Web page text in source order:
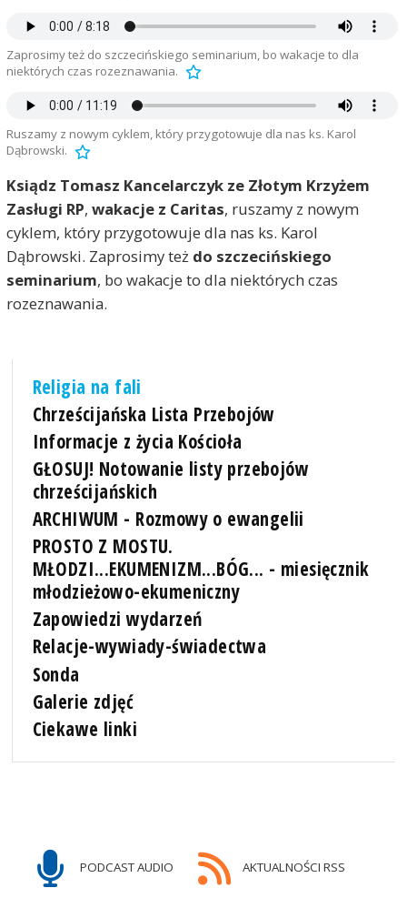
Zaprosimy też do szczecińskiego seminarium, bo wakacje to dla
niektórych czas rozeznawania.
Ruszamy z nowym cyklem, który przygotowuje dla nas ks. Karol
Dąbrowski.
Ksiądz Tomasz Kancelarczyk ze Złotym Krzyżem
Zasługi RP, wakacje z Caritas, ruszamy z nowym
cyklem, który przygotowuje dla nas ks. Karol
Dąbrowski. Zaprosimy też do szczecińskiego
seminarium, bo wakacje to dla niektórych czas
rozeznawania.
Religia na fali
Chrześcijańska Lista Przebojów
Informacje z życia Kościoła
GŁOSUJ! Notowanie listy przebojów
chrześcijańskich
ARCHIWUM - Rozmowy o ewangelii
PROSTO Z MOSTU.
MŁODZI...EKUMENIZM...BÓG... - miesięcznik
młodzieżowo-ekumeniczny
Zapowiedzi wydarzeń
Relacje-wywiady-świadectwa
Sonda
Galerie zdjęć
Ciekawe linki
PODCAST AUDIO AKTUALNOŚCI RSS